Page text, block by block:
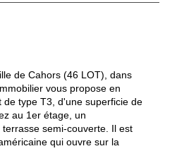
de Cahors (46 LOT), dans
vous propose en
de type T3, d'une superficie de
au 1er étage, un
terrasse semi-couverte. Il est
qui ouvre sur la